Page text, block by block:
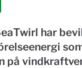
har
på